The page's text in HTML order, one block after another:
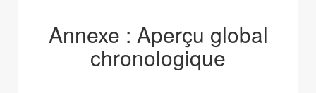
Annexe : Aperçu global
chronologique